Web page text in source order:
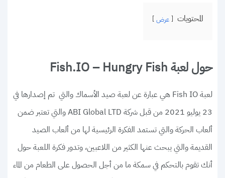
المحتويات عرض
حول لعبة Fish.IO – Hungry Fish
لعبة Fish IO هي عبارة عن لعبة صيد الأسماك والتي تم إصدارها في
23 يوليو 2021 من قبل شركة ABI Global LTD والتي تعتبر ضمن
ألعاب الحركة والتي تستمد الفكرة الرئيسية لها من ألعاب الصيد
القديمة والتي يبحث عنها الكثير من اللاعبين، وتدور فكرة اللعبة حول
أنك تقوم بالتحكم في سمكة ما من أجل الحصول على الطعام من الماء